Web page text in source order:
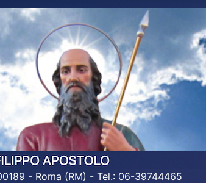
- Roma (RM) - Tel.: 06-39744465